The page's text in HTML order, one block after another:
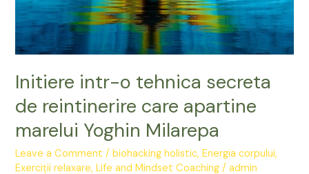
Initiere intr-o tehnica secreta
de reintinerire care apartine
marelui Yoghin Milarepa
Leave a Comment /biohacking holistic,Energia corpului,
Exerciții relaxare,Life and Mindset Coaching /admin
reintinerire
care
apartine
marelui
Milarepa